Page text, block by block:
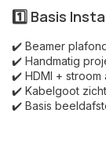
1️⃣ Basis
✔️ Beamer
✔️ Handmatig
✔️ HDMI + stroom
✔️ Kabelgoot
✔️ Basis